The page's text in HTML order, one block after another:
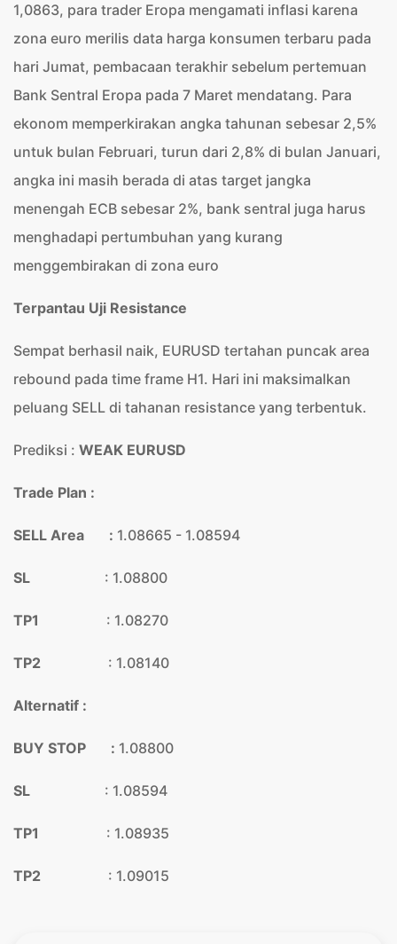
1,0863, para trader Eropa mengamati inflasi karena
zona euro merilis data harga konsumen terbaru pada
hari Jumat, pembacaan terakhir sebelum pertemuan
Bank Sentral Eropa pada 7 Maret mendatang. Para
ekonom memperkirakan angka tahunan sebesar 2,5%
untuk bulan Februari, turun dari 2,8% di bulan Januari,
angka ini masih berada di atas target jangka
menengah ECB sebesar 2%, bank sentral juga harus
menghadapi pertumbuhan yang kurang
menggembirakan di zona euro
Terpantau Uji Resistance
Sempat berhasil naik, EURUSD tertahan puncak area
rebound pada time frame H1. Hari ini maksimalkan
peluang SELL di tahanan resistance yang terbentuk.
Prediksi : WEAK EURUSD
Trade Plan :
SELL Area : 1.08665 - 1.08594
SL : 1.08800
TP1 : 1.08270
TP2 : 1.08140
Alternatif :
BUY STOP : 1.08800
SL : 1.08594
TP1 : 1.08935
TP2 : 1.09015